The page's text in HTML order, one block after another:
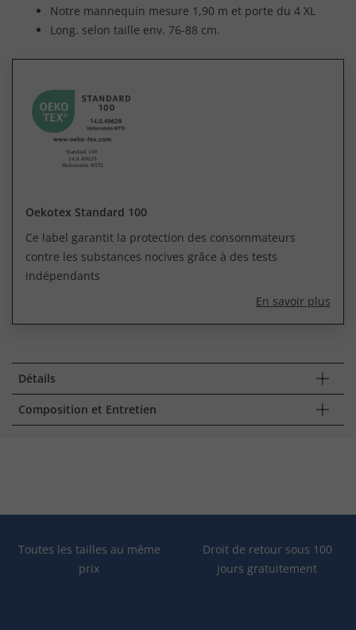
Notre mannequin mesure 1,90 m et porte du 4 XL
Long. selon taille env. 76-88 cm.
Oekotex Standard 100
Ce label garantit la protection des consommateurs
contre les substances nocives grâce à des tests
indépendants
En savoir plus
Détails
Composition et Entretien
Toutes les tailles au même
prix
Droit de retour sous 100
jours gratuitement